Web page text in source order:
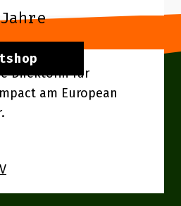
Direktorin für
am European